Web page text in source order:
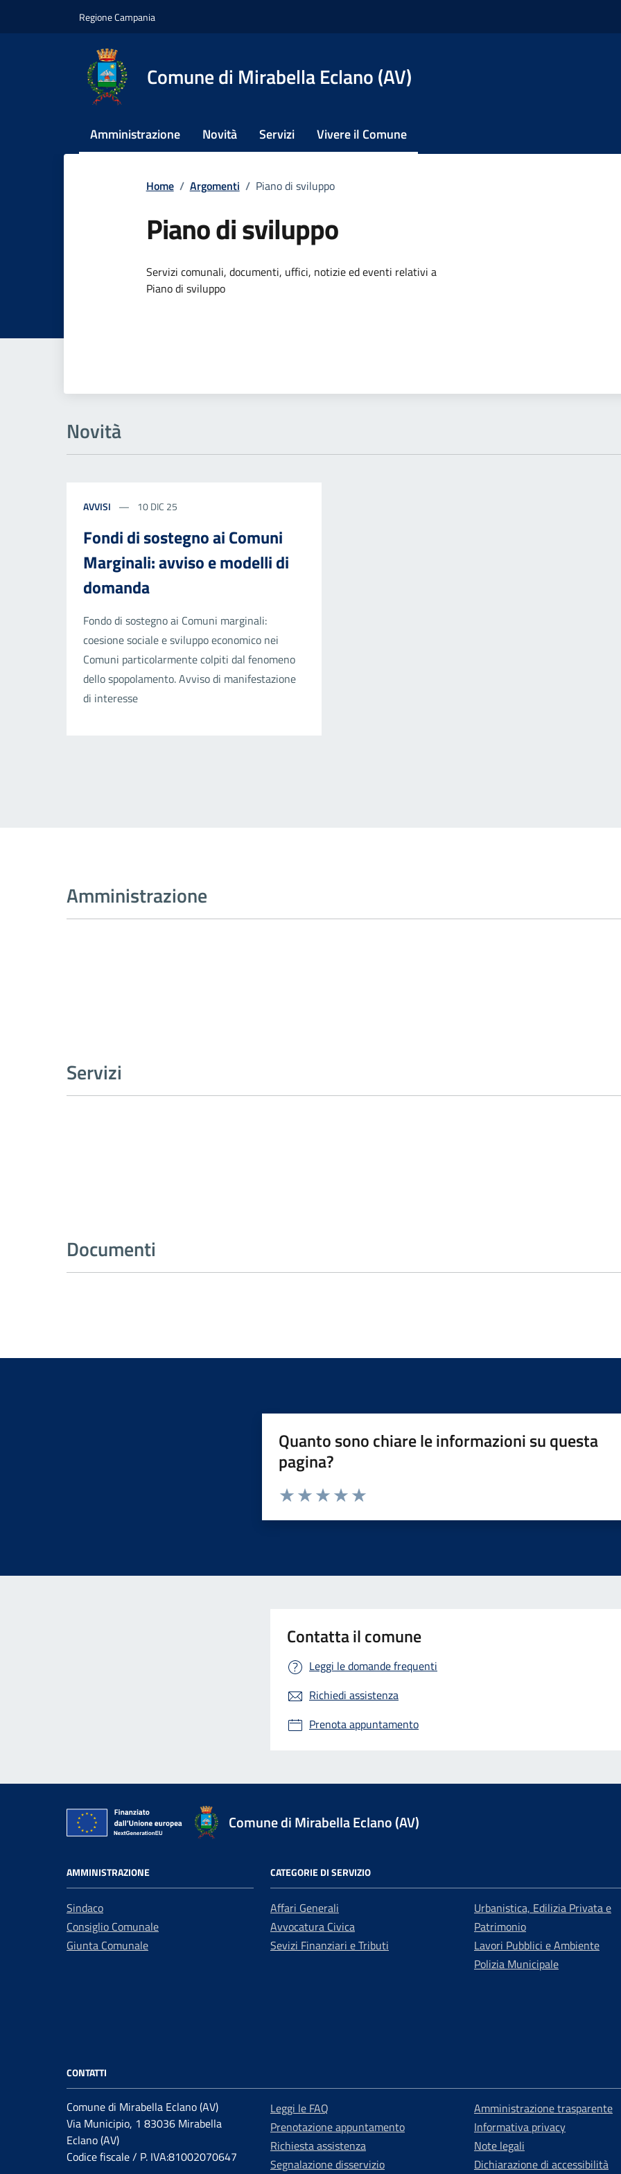
Regione Campania
Comune di Mirabella Eclano (AV)
Amministrazione Novità Servizi Vivere il Comune
Home / Argomenti / Piano di sviluppo
Piano di sviluppo
Dettagli dell'argomento
Servizi comunali, documenti, uffici, notizie ed eventi relativi a
Piano di sviluppo
Novità
AVVISI 10 DIC 25
Fondi di sostegno ai Comuni
Marginali: avviso e modelli di
domanda
Fondo di sostegno ai Comuni marginali:
coesione sociale e sviluppo economico nei
Comuni particolarmente colpiti dal fenomeno
dello spopolamento. Avviso di manifestazione
di interesse
Amministrazione
Servizi
Documenti
Quanto sono chiare le informazioni su questa
pagina?
Contatta il comune
Leggi le domande frequenti
Richiedi assistenza
Prenota appuntamento
Comune di Mirabella Eclano (AV)
AMMINISTRAZIONE
Sindaco
Consiglio Comunale
Giunta Comunale
CATEGORIE DI SERVIZIO
Affari Generali
Avvocatura Civica
Sevizi Finanziari e Tributi
Urbanistica, Edilizia Privata e
Patrimonio
Lavori Pubblici e Ambiente
Polizia Municipale
CONTATTI
Comune di Mirabella Eclano (AV)
Via Municipio, 1 83036 Mirabella
Eclano (AV)
Codice fiscale / P. IVA:81002070647
Leggi le FAQ
Prenotazione appuntamento
Richiesta assistenza
Segnalazione disservizio
Amministrazione trasparente
Informativa privacy
Note legali
Dichiarazione di accessibilità